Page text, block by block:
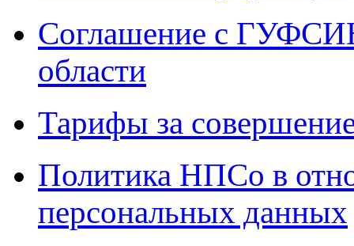
Соглашение с
области
Тарифы за
Политика НПСо в
персональных данных